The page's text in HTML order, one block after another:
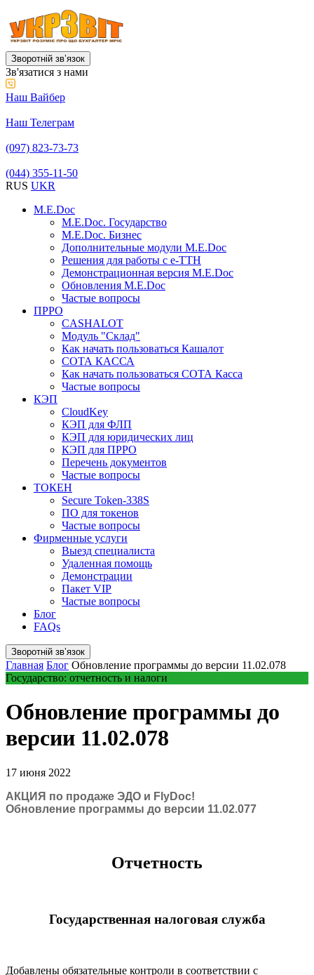
Зворотній звʼязок
Зв'язатися з нами
Наш Вайбер
Наш Телеграм
(097) 823-73-73
(044) 355-11-50
RUS UKR
M.E.Doc
M.E.Doc. Государство
M.E.Doc. Бизнес
Дополнительные модули M.E.Doc
Решения для работы с е-ТТН
Демонстрационная версия M.E.Doc
Обновления M.E.Doc
Частые вопросы
ПРРО
CASHALOT
Модуль "Склад"
Как начать пользоваться Кашалот
СОТА КАCСА
Как начать пользоваться СОТА Касса
Частые вопросы
КЭП
CloudKey
КЭП для ФЛП
КЭП для юридических лиц
КЭП для ПРРО
Перечень документов
Частые вопросы
ТОКЕН
Secure Token-338S
ПО для токенов
Частые вопросы
Фирменные услуги
Выезд специалиста
Удаленная помощь
Демонстрации
Пакет VIP
Частые вопросы
Блог
FAQs
Зворотній звʼязок
Главная Блог Обновление программы до версии 11.02.078
Государство: отчетность и налоги
Обновление программы до
версии 11.02.078
17 июня 2022
АКЦИЯ по продаже ЭДО и FlyDoc!
Обновление программы до версии 11.02.077
Отчетность
Государственная налоговая служба
Добавлены обязательные контроли в соответствии с